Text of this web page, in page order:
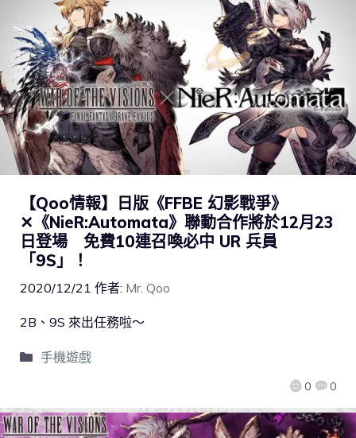
【Qoo情報】日版《FFBE 幻影戰爭》
✕《NieR:Automata》聯動合作將於12月23
日登場 免費10連召喚必中 UR 兵員
「9S」！
2020/12/21 作者: Mr. Qoo
0 0
2B、9S 來出任務啦～
手機遊戲